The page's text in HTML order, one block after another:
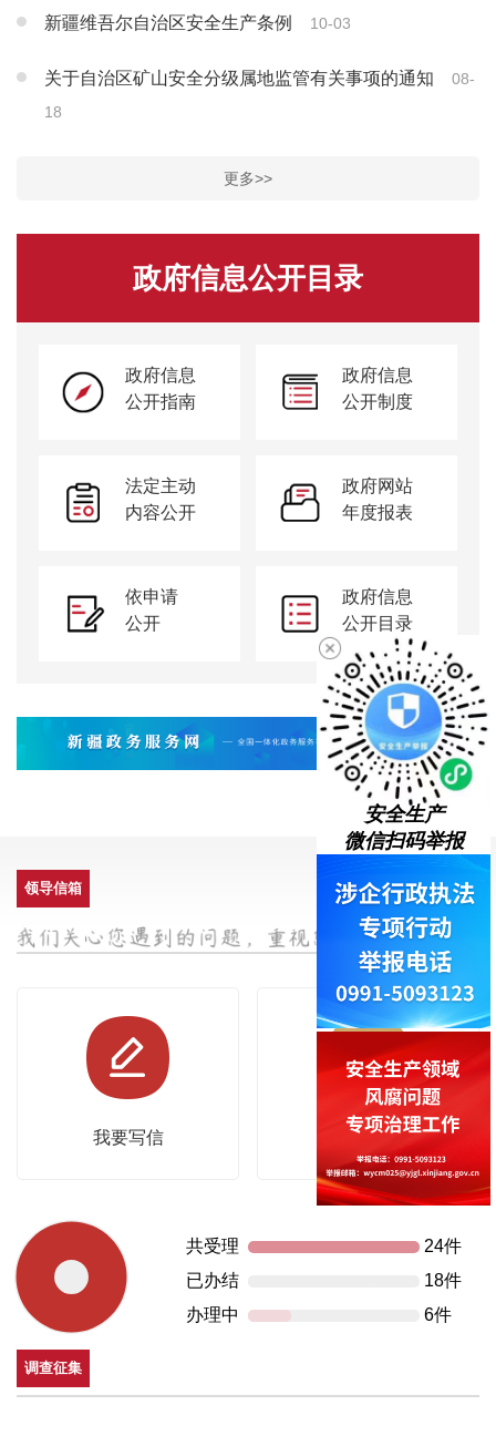
新疆维吾尔自治区安全生产条例 10-03
关于自治区矿山安全分级属地监管有关事项的通知
08-
18
更多>>
政府信息公开目录
政府信息
公开指南
政府信息
公开制度
法定主动
内容公开
政府网站
年度报表
依申请
公开
政府信息
公开目录
领导信箱
我要写信 我要查询
共受理
24件
已办结
18件
办理中
6件
调查征集
安全生产
微信扫码举报